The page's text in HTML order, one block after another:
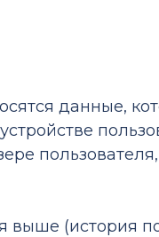
данные,
(история